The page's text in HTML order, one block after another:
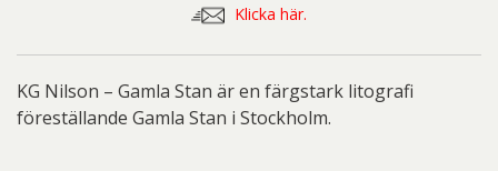
Klicka här.
KG Nilson – Gamla Stan är en färgstark litografi
föreställande Gamla Stan i Stockholm.